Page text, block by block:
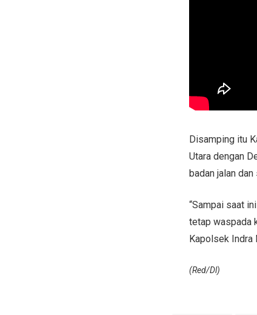
Disamping itu
Utara dengan
badan jalan
“Sampai saat
tetap waspada
Kapolsek Indra
(Red/Dl)